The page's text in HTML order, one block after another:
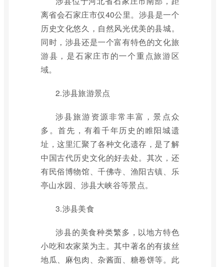
离省会石家庄市仅40公里。涉县是一个
历史文化悠久，自然风光优美的县城。
同时，涉县还是一个富有特色的文化旅
游县，是石家庄市的一个重点旅游区
域。
2.涉县旅游景点
涉县旅游资源非常丰富，景点众
多。首先，有着千年历史的睢阳城遗
址，这里汇聚了各种文化遗存，是了解
中国古代历史文化的好去处。其次，还
有民俗博物馆、千佛寺、渔阳古镇、乐
亭山水园、涉县大峡谷等景点。
3.涉县美食
涉县的美食种类繁多，以地方特色
小吃和农家菜为主。其中著名的有拔丝
地瓜、麻包肉、杂酱面、糖卷饼等。此